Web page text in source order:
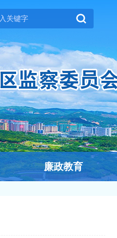
廉政教育